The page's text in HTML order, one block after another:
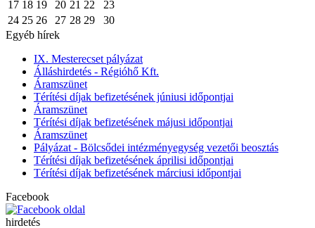
17 18 19 20 21 22
23
24 25 26 27 28 29
30
Egyéb hírek
IX. Mesterecset pályázat
Álláshirdetés - Régióhő Kft.
Áramszünet
Térítési díjak befizetésének júniusi időpontjai
Áramszünet
Térítési díjak befizetésének májusi időpontjai
Áramszünet
Pályázat - Bölcsődei intézményegység vezetői beosztás
Térítési díjak befizetésének áprilisi időpontjai
Térítési díjak befizetésének márciusi időpontjai
Facebook
hirdetés